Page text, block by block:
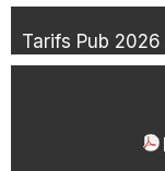
Tarifs Pub 2026